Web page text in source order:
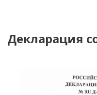
Декларация